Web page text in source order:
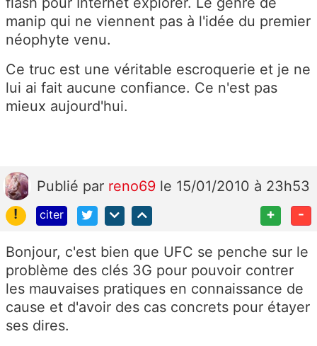
manip qui ne viennent pas à l'idée du premier
néophyte venu.
Ce truc est une véritable escroquerie et je ne
lui ai fait aucune confiance. Ce n'est pas
mieux aujourd'hui.
Publié par reno69 le 15/01/2010 à 23h53
!
citer + -
Bonjour, c'est bien que UFC se penche sur le
problème des clés 3G pour pouvoir contrer
les mauvaises pratiques en connaissance de
cause et d'avoir des cas concrets pour étayer
ses dires.